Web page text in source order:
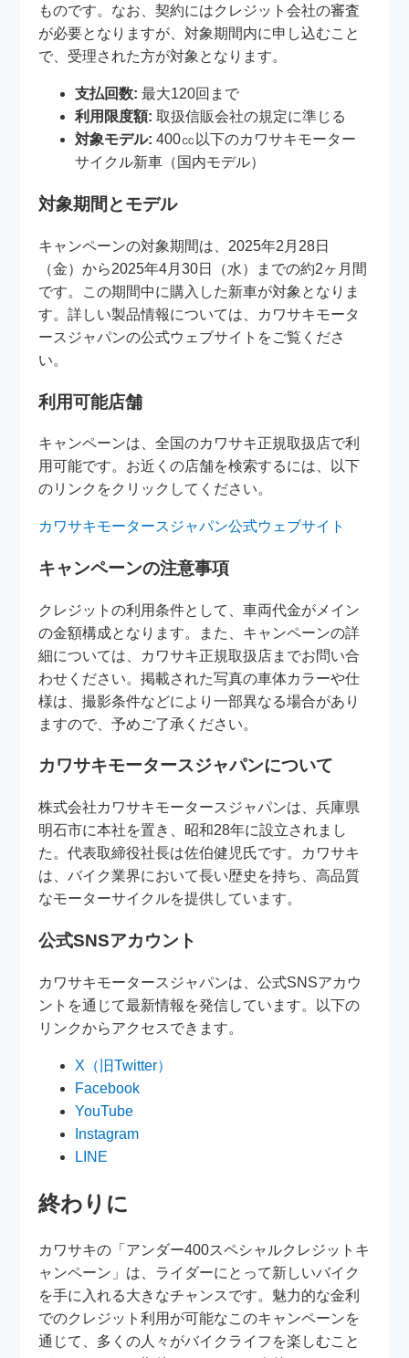
ものです。なお、契約にはクレジット会社の審査
が必要となりますが、対象期間内に申し込むこと
で、受理された方が対象となります。
支払回数: 最大120回まで
利用限度額: 取扱信販会社の規定に準じる
対象モデル: 400㏄以下のカワサキモーター
サイクル新車（国内モデル）
対象期間とモデル
キャンペーンの対象期間は、2025年2月28日
（金）から2025年4月30日（水）までの約2ヶ月間
です。この期間中に購入した新車が対象となりま
す。詳しい製品情報については、カワサキモータ
ースジャパンの公式ウェブサイトをご覧くださ
い。
利用可能店舗
キャンペーンは、全国のカワサキ正規取扱店で利
用可能です。お近くの店舗を検索するには、以下
のリンクをクリックしてください。
カワサキモータースジャパン公式ウェブサイト
キャンペーンの注意事項
クレジットの利用条件として、車両代金がメイン
の金額構成となります。また、キャンペーンの詳
細については、カワサキ正規取扱店までお問い合
わせください。掲載された写真の車体カラーや仕
様は、撮影条件などにより一部異なる場合があり
ますので、予めご了承ください。
カワサキモータースジャパンについて
株式会社カワサキモータースジャパンは、兵庫県
明石市に本社を置き、昭和28年に設立されまし
た。代表取締役社長は佐伯健児氏です。カワサキ
は、バイク業界において長い歴史を持ち、高品質
なモーターサイクルを提供しています。
公式SNSアカウント
カワサキモータースジャパンは、公式SNSアカウ
ントを通じて最新情報を発信しています。以下の
リンクからアクセスできます。
X（旧Twitter）
Facebook
YouTube
Instagram
LINE
終わりに
カワサキの「アンダー400スペシャルクレジットキ
ャンペーン」は、ライダーにとって新しいバイク
を手に入れる大きなチャンスです。魅力的な金利
でのクレジット利用が可能なこのキャンペーンを
通じて、多くの人々がバイクライフを楽しむこと